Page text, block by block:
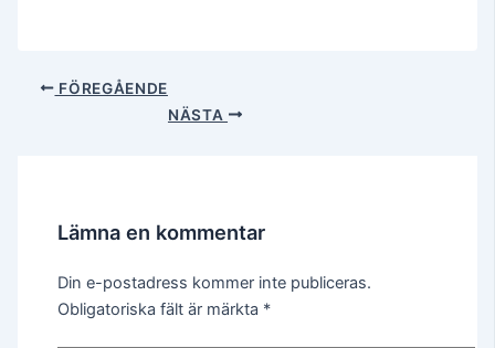
Inläggsnavigering
FÖREGÅENDE
NÄSTA
Lämna en kommentar
Din e-postadress kommer inte publiceras.
Obligatoriska fält är märkta *